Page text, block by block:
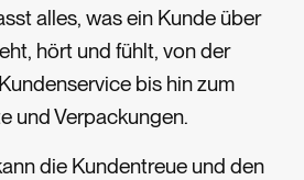
alles, was ein Kunde über
hört und fühlt, von der
bis hin zum
und Verpackungen.
die Kundentreue und den